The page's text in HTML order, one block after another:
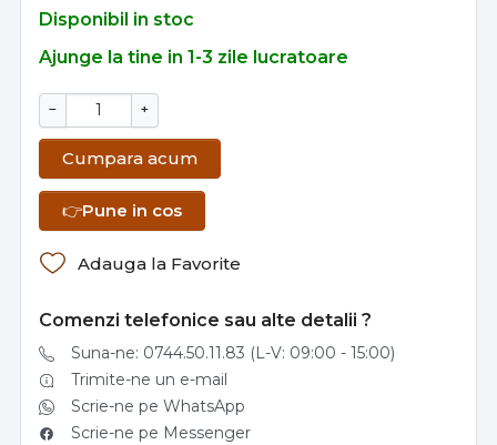
Disponibil in stoc
Ajunge la tine in 1-3 zile lucratoare
− +
Cumpara acum
👉Pune in cos
Adauga la Favorite
Comenzi telefonice sau alte detalii ?
Suna-ne: 0744.50.11.83 (L-V: 09:00 - 15:00)
Trimite-ne un e-mail
Scrie-ne pe WhatsApp
Scrie-ne pe Messenger